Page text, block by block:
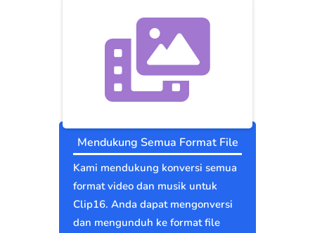
Mendukung Semua Format File
Kami mendukung konversi semua
format video dan musik untuk
Clip16. Anda dapat mengonversi
dan mengunduh ke format file